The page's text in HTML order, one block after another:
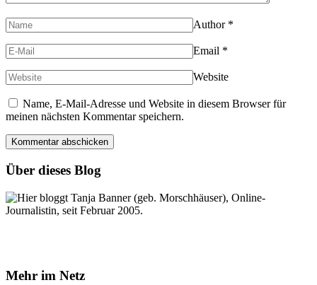
Author *
Email *
Website
Name, E-Mail-Adresse und Website in diesem Browser für
meinen nächsten Kommentar speichern.
Über dieses Blog
Hier bloggt Tanja Banner (geb. Morschhäuser), Online-
Journalistin, seit Februar 2005.
Mehr im Netz